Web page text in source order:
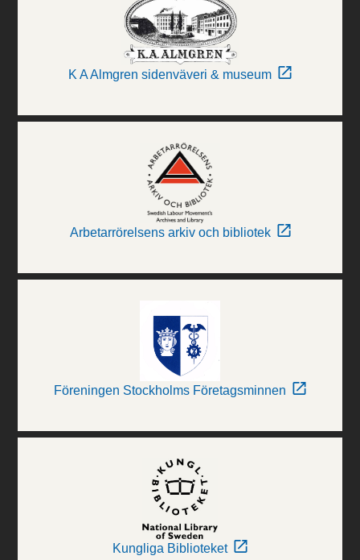
K A Almgren sidenväveri & museum
Arbetarrörelsens arkiv och bibliotek
Föreningen Stockholms Företagsminnen
Kungliga Biblioteket